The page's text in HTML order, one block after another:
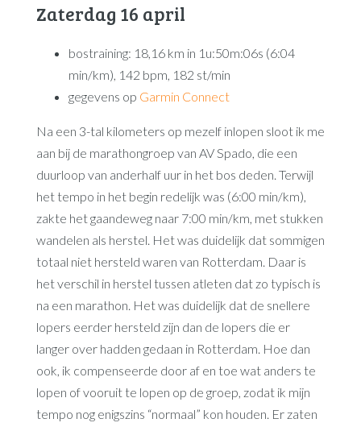
Zaterdag 16 april
bostraining: 18,16 km in 1u:50m:06s (6:04
min/km), 142 bpm, 182 st/min
gegevens op Garmin Connect
Na een 3-tal kilometers op mezelf inlopen sloot ik me
aan bij de marathongroep van AV Spado, die een
duurloop van anderhalf uur in het bos deden. Terwijl
het tempo in het begin redelijk was (6:00 min/km),
zakte het gaandeweg naar 7:00 min/km, met stukken
wandelen als herstel. Het was duidelijk dat sommigen
totaal niet hersteld waren van Rotterdam. Daar is
het verschil in herstel tussen atleten dat zo typisch is
na een marathon. Het was duidelijk dat de snellere
lopers eerder hersteld zijn dan de lopers die er
langer over hadden gedaan in Rotterdam. Hoe dan
ook, ik compenseerde door af en toe wat anders te
lopen of vooruit te lopen op de groep, zodat ik mijn
tempo nog enigszins “normaal” kon houden. Er zaten